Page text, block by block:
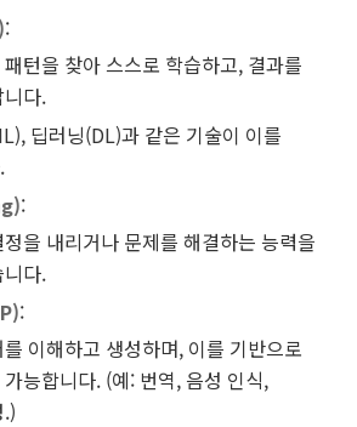
:
턴을 찾아 스스로 학습하고, 결과를
다.
딥러닝(DL)과 같은 기술이 이를
:
을 내리거나 문제를 해결하는 능력을
다.
:
이해하고 생성하며, 이를 기반으로
능합니다. (예: 번역, 음성 인식,